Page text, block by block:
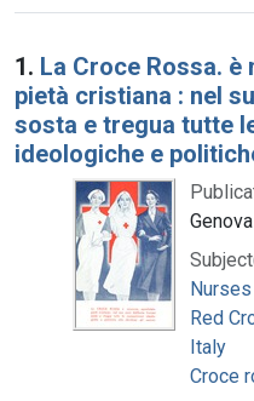
Search Results
1. La Croce Rossa.
pietà cristiana : nel
sosta e tregua tutte
ideologiche e
Nurses
Red
Italy
Croce